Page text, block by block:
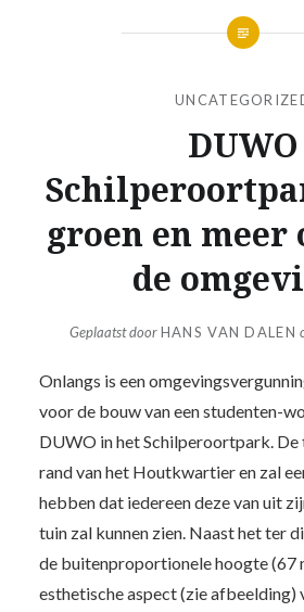
DUWO
groen en meer
de
Geplaatst doorHANS VAN DALEN
Onlangs is een
voor de bouw van een studenten-
DUWO in het Schilperoortpark. De
rand van het Houtkwartier en zal
hebben dat iedereen deze van uit
tuin zal kunnen zien. Naast het ter
de buitenproportionele hoogte (67
esthetische aspect (zie afbeelding)